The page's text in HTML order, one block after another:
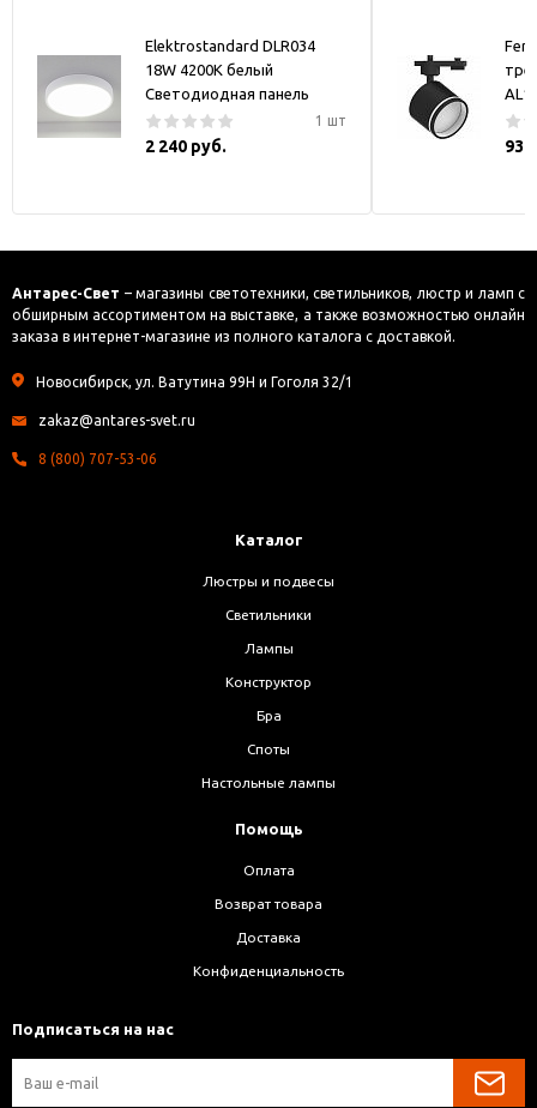
Elektrostandard DLR034
18W 4200K белый
Светодиодная панель
1 шт
2 240 руб.
Антарес-Свет – магазины светотехники, светильников, люстр и ламп с
обширным ассортиментом на выставке, а также возможностью онлайн
заказа в интернет-магазине из полного каталога с доставкой.
Новосибирск, ул. Ватутина 99Н и Гоголя 32/1
zakaz@antares-svet.ru
8 (800) 707-53-06
Каталог
Люстры и подвесы
Светильники
Лампы
Конструктор
Бра
Споты
Настольные лампы
Помощь
Оплата
Возврат товара
Доставка
Конфиденциальность
Подписаться на нас